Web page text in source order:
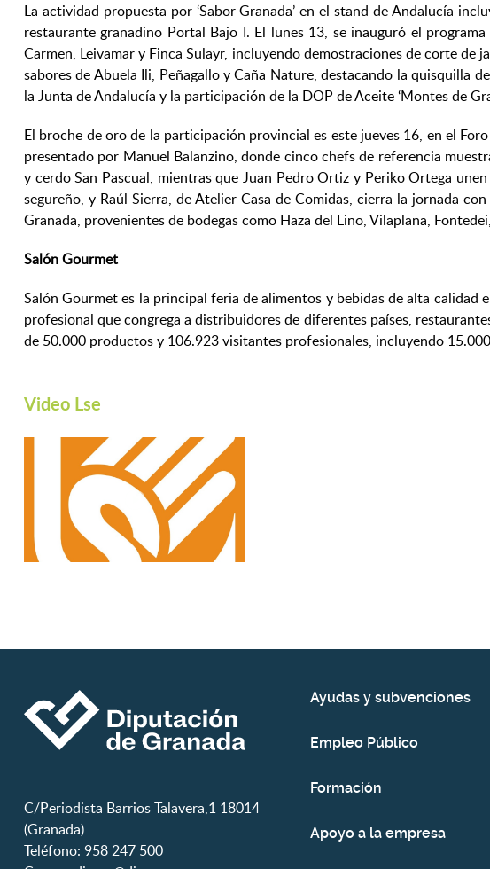
La actividad propuesta por ‘Sabor Granada’ en el stand de Andalucía
restaurante granadino Portal Bajo I. El lunes 13, se inauguró el
Carmen, Leivamar y Finca Sulayr, incluyendo demostraciones de corte
sabores de Abuela Ili, Peñagallo y Caña Nature, destacando la quisquilla
la Junta de Andalucía y la participación de la DOP de Aceite ‘Montes de
El broche de oro de la participación provincial es este jueves 16, en el
presentado por Manuel Balanzino, donde cinco chefs de referencia
y cerdo San Pascual, mientras que Juan Pedro Ortiz y Periko Ortega
segureño, y Raúl Sierra, de Atelier Casa de Comidas, cierra la jornada
Granada, provenientes de bodegas como Haza del Lino, Vilaplana,
Salón Gourmet
Salón Gourmet es la principal feria de alimentos y bebidas de alta calidad
profesional que congrega a distribuidores de diferentes países,
de 50.000 productos y 106.923 visitantes profesionales, incluyendo
Video Lse
C/Periodista Barrios Talavera,1 18014
(Granada)
Teléfono: 958 247 500
Ayudas y subvenciones
Empleo Público
Formación
Apoyo a la empresa